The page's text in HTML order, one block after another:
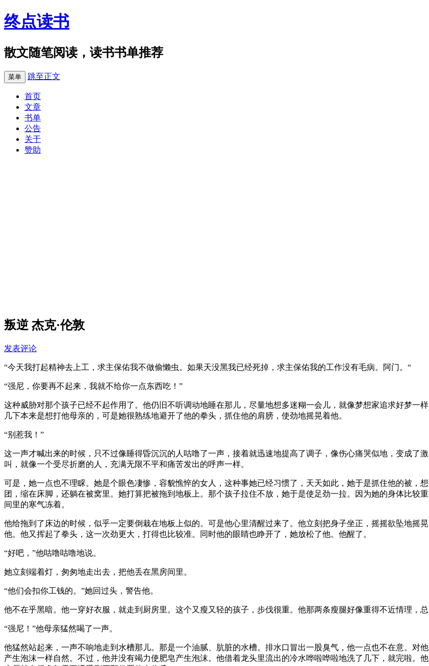
终点读书
散文随笔阅读，读书书单推荐
菜单 跳至正文
首页
文章
书单
公告
关于
赞助
叛逆 杰克·伦敦
发表评论
“今天我打起精神去上工，求主保佑我不做偷懒虫。如果天没黑我已经死掉，求主保佑我的工作没有毛病。阿门。“
“强尼，你要再不起来，我就不给你一点东西吃！”
这种威胁对那个孩子已经不起作用了。他仍旧不听调动地睡在那儿，尽量地想多迷糊一会儿，就像梦想家追求好梦一
几下本来是想打他母亲的，可是她很熟练地避开了他的拳头，抓住他的肩膀，使劲地摇晃着他。
“别惹我！”
这一声才喊出来的时候，只不过像睡得昏沉沉的人咕噜了一声，接着就迅速地提高了调子，像伤心痛哭似地，变成了
叫，就像一个受尽折磨的人，充满无限不平和痛苦发出的呼声一样。
可是，她一点也不理睬。她是个眼色凄惨，容貌憔悴的女人，这种事她已经习惯了，天天如此，她于是抓住他的被，
团，缩在床脚，还躺在被窝里。她打算把被拖到地板上。那个孩子拉住不放，她于是使足劲一拉。因为她的身体比较
间里的寒气冻着。
他给拖到了床边的时候，似乎一定要倒栽在地板上似的。可是他心里清醒过来了。他立刻把身子坐正，摇摇欲坠地摇
他。他又挥起了拳头，这一次劲更大，打得也比较准。同时他的眼睛也睁开了，她放松了他。他醒了。
“好吧，”他咕噜咕噜地说。
她立刻端着灯，匆匆地走出去，把他丢在黑房间里。
“他们会扣你工钱的。”她回过头，警告他。
他不在乎黑暗。他一穿好衣服，就走到厨房里。这个又瘦又轻的孩子，步伐很重。他那两条瘦腿好像重得不近情理，
“强尼！”他母亲猛然喝了一声。
他猛然站起来，一声不响地走到水槽那儿。那是一个油腻、肮脏的水槽。排水口冒出一股臭气，他一点也不在意。对
产生泡沫一样自然。不过，他并没有竭力使肥皂产生泡沫。他借着龙头里流出的冷水哗啦哗啦地洗了几下，就完啦。